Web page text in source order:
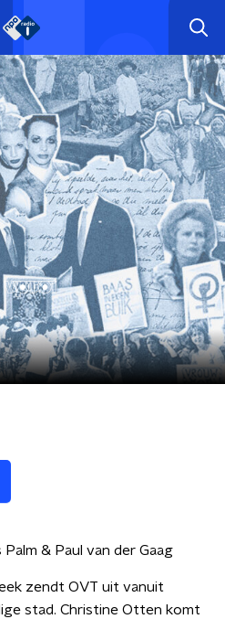
Palm & Paul van der Gaag
zendt OVT uit vanuit
stad. Christine Otten komt